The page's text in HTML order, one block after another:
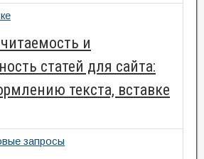
и
статей для сайта:
текста, вставке